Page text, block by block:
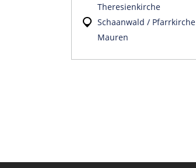
Theresienkirche
Schaanwald / Pfarrkirche
Mauren